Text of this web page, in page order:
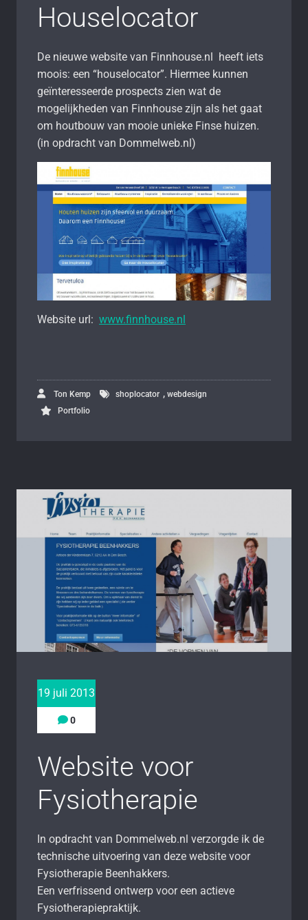
Houselocator
De nieuwe website van Finnhouse.nl heeft iets
moois: een “houselocator”. Hiermee kunnen
geïnteresseerde prospects zien wat de
mogelijkheden van Finnhouse zijn als het gaat
om houtbouw van mooie unieke Finse huizen.
(in opdracht van Dommelweb.nl)
Website url: www.finnhouse.nl
Ton Kemp shoplocator , webdesign
Portfolio
19 juli 2013
0
Website voor
Fysiotherapie
In opdracht van Dommelweb.nl verzorgde ik de
technische uitvoering van deze website voor
Fysiotherapie Beenhakkers.
Een verfrissend ontwerp voor een actieve
Fysiotherapiepraktijk.